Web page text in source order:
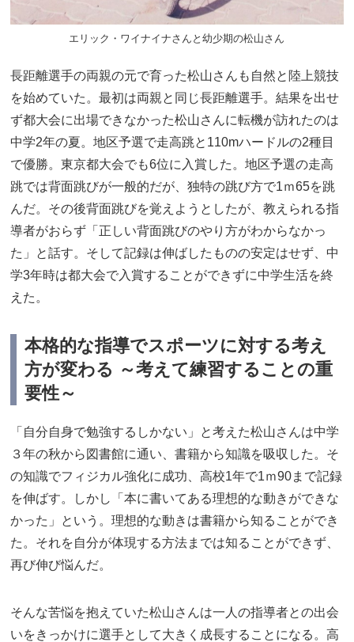
エリック・ワイナイナさんと幼少期の松山さん
長距離選手の両親の元で育った松山さんも自然と陸上競技
を始めていた。最初は両親と同じ長距離選手。結果を出せ
ず都大会に出場できなかった松山さんに転機が訪れたのは
中学2年の夏。地区予選で走高跳と110mハードルの2種目
で優勝。東京都大会でも6位に入賞した。地区予選の走高
跳では背面跳びが一般的だが、独特の跳び方で1ｍ65を跳
んだ。その後背面跳びを覚えようとしたが、教えられる指
導者がおらず「正しい背面跳びのやり方がわからなかっ
た」と話す。そして記録は伸ばしたものの安定はせず、中
学3年時は都大会で入賞することができずに中学生活を終
えた。
本格的な指導でスポーツに対する考え
方が変わる ～考えて練習することの重
要性～
「自分自身で勉強するしかない」と考えた松山さんは中学
３年の秋から図書館に通い、書籍から知識を吸収した。そ
の知識でフィジカル強化に成功、高校1年で1ｍ90まで記録
を伸ばす。しかし「本に書いてある理想的な動きができな
かった」という。理想的な動きは書籍から知ることができ
た。それを自分が体現する方法までは知ることができず、
再び伸び悩んだ。
そんな苦悩を抱えていた松山さんは一人の指導者との出会
いをきっかけに選手として大きく成長することになる。高